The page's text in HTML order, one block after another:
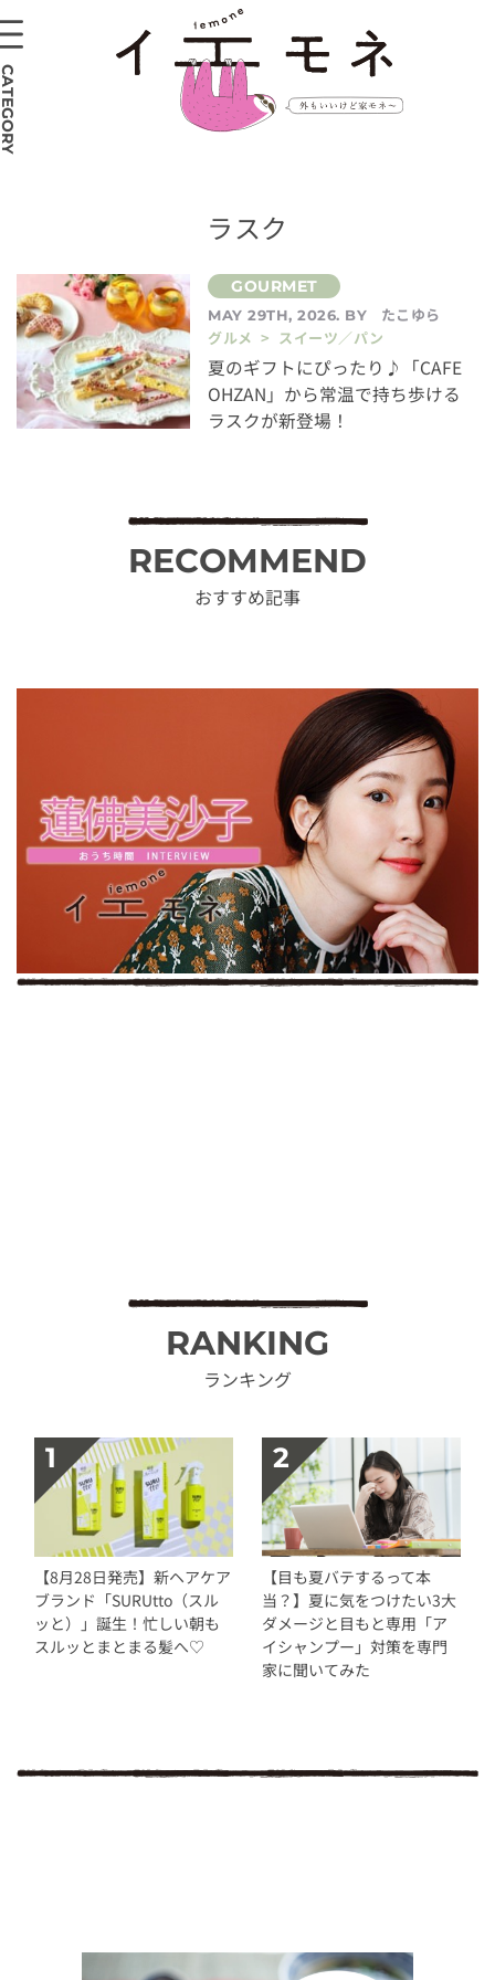
ラスク
MAY 29TH, 2026. BY
たこゆら
グルメ > スイーツ／パン
夏のギフトにぴったり♪「CAFE
OHZAN」から常温で持ち歩ける
ラスクが新登場！
RECOMMEND
おすすめ記事
RANKING
ランキング
【8月28日発売】新ヘアケア
ブランド「SURUtto（スル
ッと）」誕生！忙しい朝も
スルッとまとまる髪へ♡
【目も夏バテするって本
当？】夏に気をつけたい3大
ダメージと目もと専用「ア
イシャンプー」対策を専門
家に聞いてみた